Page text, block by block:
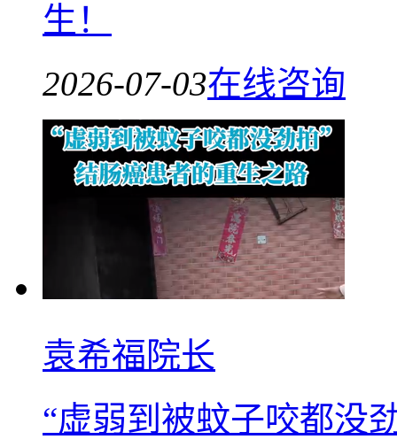
生！
2026-07-03在线咨询
袁希福院长
“虚弱到被蚊子咬都没